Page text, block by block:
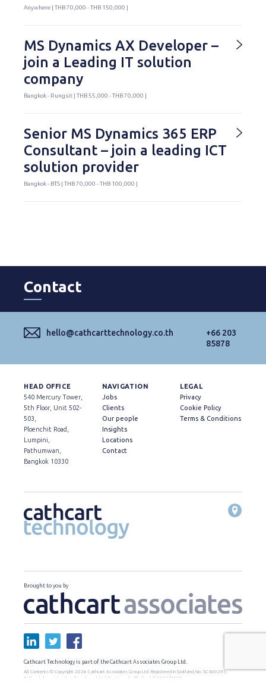
Anywhere | THB 70,000 - THB 150,000 |
MS Dynamics AX Developer –
join a Leading IT solution
company
Bangkok - Rungsit | THB 55,000 - THB 70,000 |
Senior MS Dynamics 365 ERP
Consultant – join a leading ICT
solution provider
Bangkok - BTS | THB 70,000 - THB 100,000 |
Contact
hello@cathcarttechnology.co.th
+66 203
85878
HEAD OFFICE
540 Mercury Tower,
5th Floor, Unit 502-
503,
Ploenchit Road,
Lumpini,
Pathumwan,
Bangkok 10330
NAVIGATION
Jobs
Clients
Our people
Insights
Locations
Contact
LEGAL
Privacy
Cookie Policy
Terms & Conditions
Brought to you by
Cathcart Technology is part of the Cathcart Associates Group Ltd.
All Contents © Copyright 2026 Cathcart Associates Group Ltd. Registered in Scotland, No. SC460295.
Cathcart Associates Asia Recruitment Ltd. Registered in Thailand, น.1559/2559